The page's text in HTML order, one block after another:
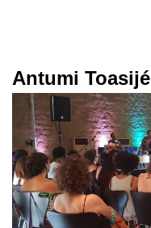
Antumi Toasijé